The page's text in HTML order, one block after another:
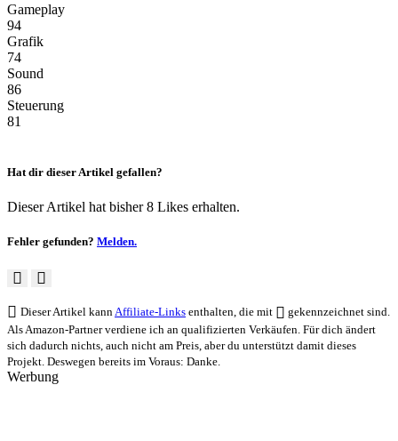
Gameplay
94
Grafik
74
Sound
86
Steuerung
81
Hat dir dieser Artikel gefallen?
Dieser Artikel hat bisher 8 Likes erhalten.
Fehler gefunden? Melden.
Dieser Artikel kann Affiliate-Links enthalten, die mit
gekennzeichnet sind.
Als Amazon-Partner verdiene ich an qualifizierten Verkäufen. Für dich ändert
sich dadurch nichts, auch nicht am Preis, aber du unterstützt damit dieses
Projekt. Deswegen bereits im Voraus: Danke.
Werbung